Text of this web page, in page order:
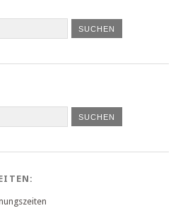
SUCHEN